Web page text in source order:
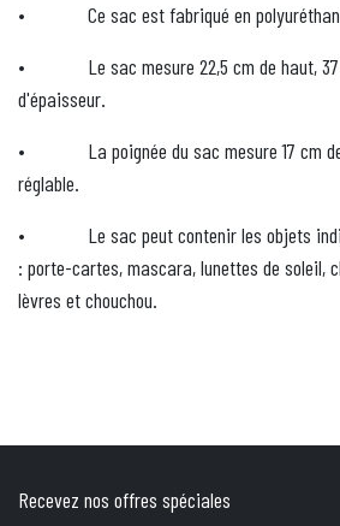
•
Ce sac est fabriqué en
•
Le sac mesure 22,5 cm de haut,
d'épaisseur.
•
La poignée du sac mesure 17 cm
réglable.
•
Le sac peut contenir les objets
: porte-cartes, mascara, lunettes de soleil,
lèvres et chouchou.
Recevez nos offres spéciales